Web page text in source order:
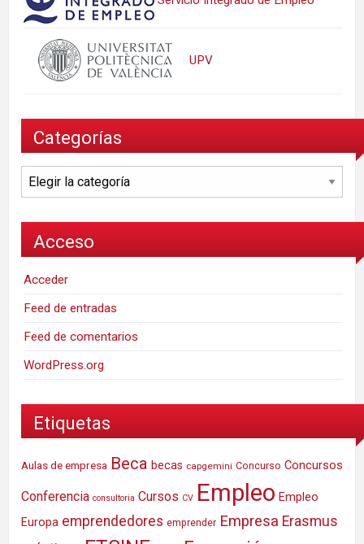
UPV
Categorías
Categorías
Acceso
Acceder
Feed de entradas
Feed de comentarios
WordPress.org
Etiquetas
Aulas de empresa Beca becas capgemini Concurso Concursos
Conferencia consultoria Cursos CV Empleo Empleo
Europa emprendedores emprender Empresa Erasmus